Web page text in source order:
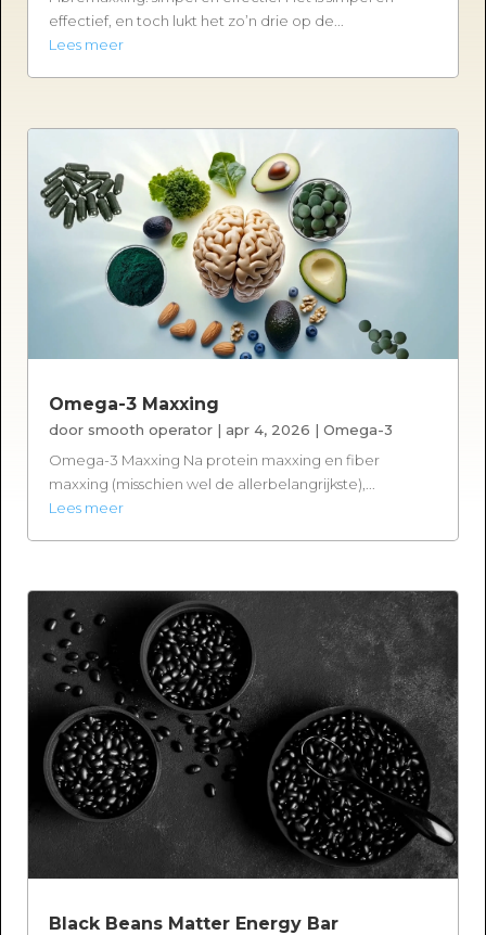
effectief, en toch lukt het zo’n drie op de...
Lees meer
Omega-3 Maxxing
door smooth operator | apr 4, 2026 |Omega-3
Omega-3 Maxxing Na protein maxxing en fiber
maxxing (misschien wel de allerbelangrijkste),...
Lees meer
Black Beans Matter Energy Bar